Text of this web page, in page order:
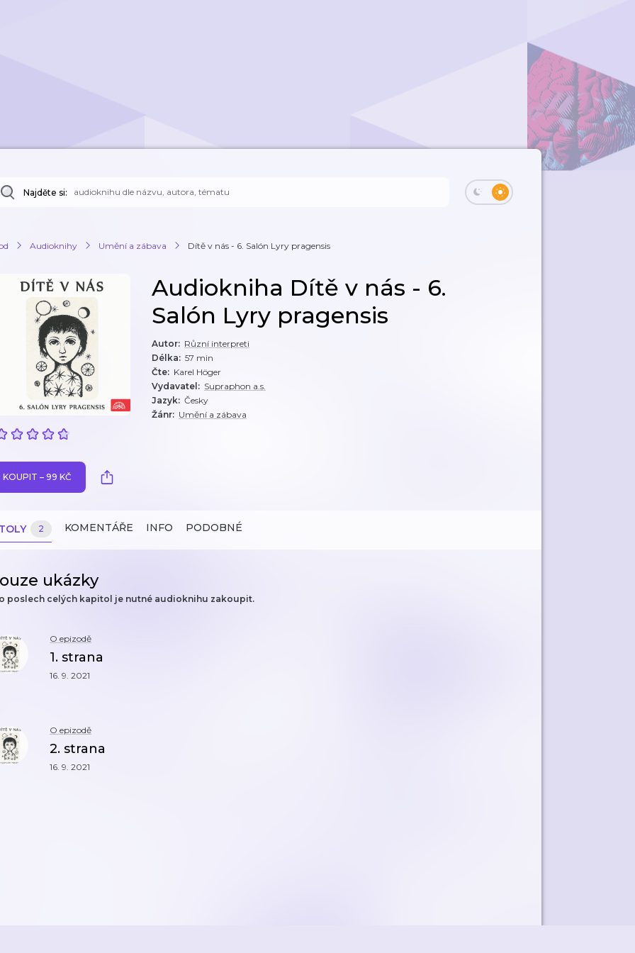
Najděte si:
Audioknihy Umění a zábava Dítě v nás - 6. Salón Lyry pragensis
Audiokniha Dítě v nás - 6.
Salón Lyry pragensis
Autor: Různí interpreti
Délka: 57 min
Čte: Karel Höger
Vydavatel : Supraphon a.s.
Jazyk: Česky
Žánr: Umění a zábava
KOUPIT – 99 KČ
2 KOMENTÁŘE INFO PODOBNÉ
ukázky
poslech celých kapitol je nutné audioknihu zakoupit.
O epizodě
1. strana
16. 9. 2021
O epizodě
2. strana
16. 9. 2021